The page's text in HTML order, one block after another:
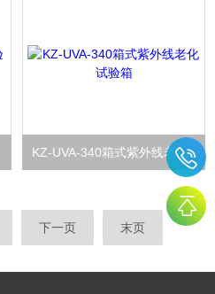
KZ-UVA-340箱式紫外线老化试验箱
下一页 末页